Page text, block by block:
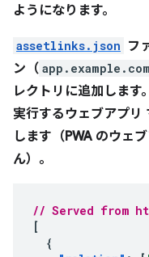
ようになります。
assetlinks.json フ
ン（ app.example.com
レクトリに追加します。
実行するウェブアプリ
します（PWA のウェ
ん）。
// Served from
[
{